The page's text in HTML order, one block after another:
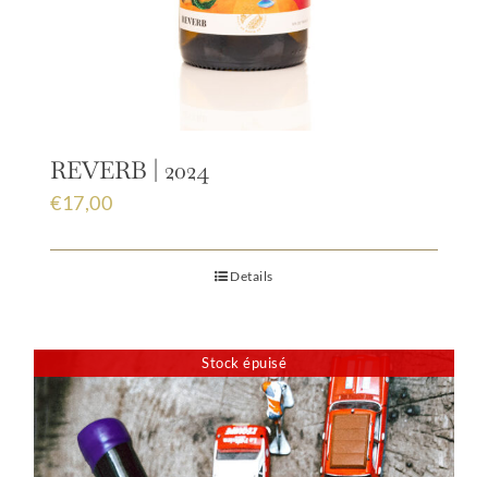
REVERB | 2024
€17,00
Details
Stock épuisé